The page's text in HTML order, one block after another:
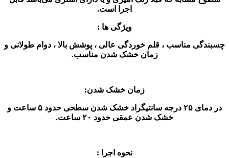
اجرا است.
ویژگی ها :
چسبندگی مناسب ، قلم خوردگی عالی ، پوشش بالا ، دوام طولانی و
زمان خشک شدن مناسب.
زمان خشک شدن:
در دمای ۲۵ درجه سانتیگراد خشک شدن سطحی حدود ۵ ساعت و
خشک شدن عمقی حدود ۲۰ ساعت.
نحوه اجرا :